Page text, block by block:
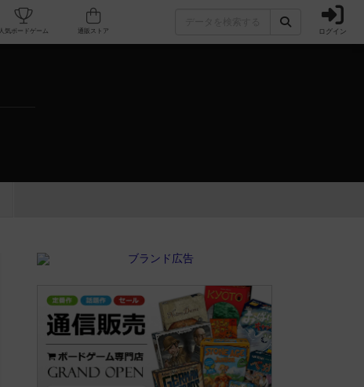
カフェ/店舗 人気ボードゲーム ログイン